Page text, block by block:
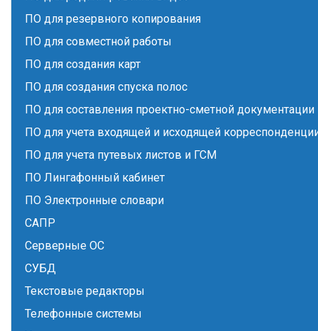
ПО для резервного копирования
ПО для совместной работы
ПО для создания карт
ПО для создания спуска полос
ПО для составления проектно-сметной документации
ПО для учета входящей и исходящей
ПО для учета путевых листов и ГСМ
ПО Лингафонный кабинет
ПО Электронные словари
САПР
Серверные ОС
СУБД
Текстовые редакторы
Телефонные системы